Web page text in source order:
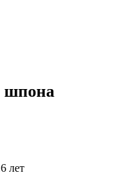
шпона
лет